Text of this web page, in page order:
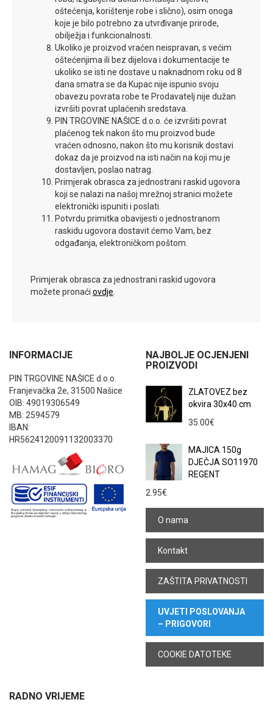
oštećenja, korištenje robe i slično), osim onoga
koje je bilo potrebno za utvrđivanje prirode,
obilježja i funkcionalnosti.
Ukoliko je proizvod vraćen neispravan, s većim
oštećenjima ili bez dijelova i dokumentacije te
ukoliko se isti ne dostave u naknadnom roku od 8
dana smatra se da Kupac nije ispunio svoju
obavezu povrata robe te Prodavatelj nije dužan
izvršiti povrat uplaćenih sredstava.
PIN TRGOVINE NAŠICE d.o.o. će izvršiti povrat
plaćenog tek nakon što mu proizvod bude
vraćen odnosno, nakon što mu korisnik dostavi
dokaz da je proizvod na isti način na koji mu je
dostavljen, poslao natrag.
Primjerak obrasca za jednostrani raskid ugovora
koji se nalazi na našoj mrežnoj stranici možete
elektronički ispuniti i poslati.
Potvrdu primitka obavijesti o jednostranom
raskidu ugovora dostavit ćemo Vam, bez
odgađanja, elektroničkom poštom.
Primjerak obrasca za jednostrani raskid ugovora
možete pronaći ovdje
INFORMACIJE
PIN TRGOVINE NAŠICE d.o.o.
Franjevačka 2e, 31500 Našice
OIB: 49019306549
MB: 2594579
IBAN:
HR5624120091132003370
NAJBOLJE OCJENJENI
PROIZVODI
ZLATOVEZ bez
okvira 30x40 cm
35.00€
MAJICA 150g
DJEČJA SO11970
REGENT
2.95€
O nama
Kontakt
ZAŠTITA PRIVATNOSTI
UVJETI POSLOVANJA
– PRIGOVORI
COOKIE DATOTEKE
RADNO VRIJEME